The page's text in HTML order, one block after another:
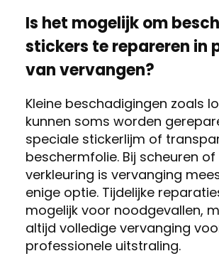
Is het mogelijk om
stickers te repareren in
van vervangen?
Kleine beschadigingen zoals
kunnen soms worden
speciale stickerlijm of
beschermfolie. Bij scheuren
verkleuring is vervanging
enige optie. Tijdelijke
mogelijk voor noodgevallen,
altijd volledige vervanging
professionele uitstraling.